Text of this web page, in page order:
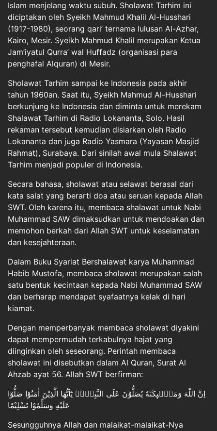
Islam menjelang waktu subuh. Sholawat Tarhim ini
diciptakan oleh Syeikh Mahmud Khalil Al-Husshari
(1917-1980), seorang qari’ ternama lulusan Al-Azhar,
Kairo, Mesir. Syeikh Mahmud Khalil merupakan Ketua
Jam’iyatul Qurra’ wal Huffadz (organisasi para
penghafal Alquran) di Mesir.
Sholawat Tarhim sampai ke Indonesia pada akhir
tahun 1960an. Saat itu, Syeikh Mahmud Al-Husshari
berkunjung ke Indonesia dan diminta untuk merekam
Shalawat Tarhim di Radio Lokananta, Solo. Hasil
rekaman tersebut kemudian disiarkan oleh Radio
Lokananta dan juga Radio Yasmara (Yayasan Masjid
Rahmat), Surabaya. Dari sinilah awal mula Shalawat
Tarhim menjadi populer di Indonesia.
Secara bahasa, sholawat atau selawat berasal dari
kata salat yang berarti doa atau seruan kepada Allah
SWT. Oleh karena itu, membaca shalawat untuk Nabi
Muhammad SAW dimaksudkan untuk mendoakan dan
memohon berkah dari Allah SWT untuk keselamatan
dan kesejahteraan.
Dalam Buku Syariat Bershalawat karya Muhammad
Habib Mustofa, membaca sholawat merupakan salah
satu bentuk kecintaan kepada Nabi Muhammad SAW
dan berharap mendapat syafaatnya kelak di hari
kiamat.
Dengan memperbanyak membaca sholawat diyakini
dapat mempermudah terkabulnya hajat yang
diinginkan oleh seseorang. Perintah membaca
sholawat ini disebutkan dalam Al Quran, Surat Al
Ahzab ayat 56. Allah SWT berfirman:
اِنَّ اللّٰهَ وَمَلٰۤىِٕكَتَهٗ يُصَلُّوْنَ عَلَى النَّبِيِّۗ يٰٓاَيُّهَا الَّذِيْنَ اٰمَنُوْا صَلُّوْا
عَلَيْهِ وَسَلِّمُوْا تَسْلِيْمًا
Sesungguhnya Allah dan malaikat-malaikat-Nya